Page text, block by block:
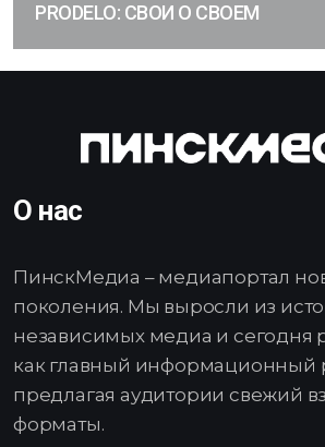
PRODELO: СВОИ О СВОЕМ
О нас
ПинскМедиа – медиапортал
поколения. Мы выросли из
независимых медиа и сегодня
как главный информационный
предлагая аудитории свежий
форматы.